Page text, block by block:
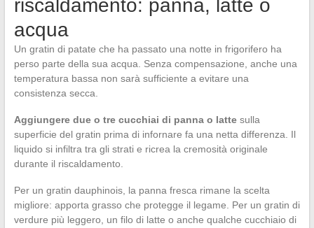
riscaldamento: panna, latte o
acqua
Un gratin di patate che ha passato una notte in frigorifero ha
perso parte della sua acqua. Senza compensazione, anche una
temperatura bassa non sarà sufficiente a evitare una
consistenza secca.
Aggiungere due o tre cucchiai di panna o lattesulla
superficie del gratin prima di infornare fa una netta differenza. Il
liquido si infiltra tra gli strati e ricrea la cremosità originale
durante il riscaldamento.
Per un gratin dauphinois, la panna fresca rimane la scelta
migliore: apporta grasso che protegge il legame. Per un gratin di
verdure più leggero, un filo di latte o anche qualche cucchiaio di